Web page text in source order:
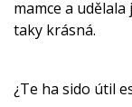
mamce a
taky krásná.
¿Te ha sido útil